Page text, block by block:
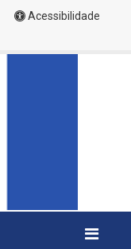
Acessibilidade